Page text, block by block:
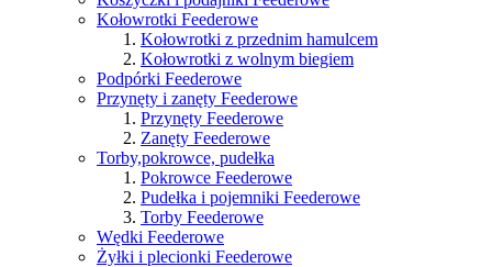
Kołowrotki Feederowe
Kołowrotki z przednim hamulcem
Kołowrotki z wolnym biegiem
Podpórki Feederowe
Przynęty i zanęty Feederowe
Przynęty Feederowe
Zanęty Feederowe
Torby,pokrowce, pudełka
Pokrowce Feederowe
Pudełka i pojemniki Feederowe
Torby Feederowe
Wędki Feederowe
Żyłki i plecionki Feederowe